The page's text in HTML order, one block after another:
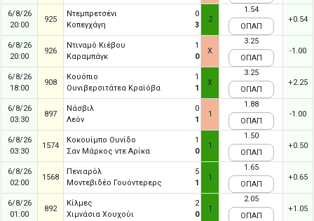
6/8/26
20:00
925
Ντεμπρετσένι
0
Κοπεγχάγη
3
2
1.54
ΟΠΑΠ
+0.54
6/8/26
20:00
926
Ντιναμό Κιέβου
1
Καραμπάγκ
0
X
3.25
ΟΠΑΠ
-1.00
6/8/26
18:00
908
Κουόπιο
1
Ουνιβερσιτάτεα Κραϊόβα
1
X
3.25
ΟΠΑΠ
+2.25
6/8/26
03:30
897
Νάσβιλ
0
Λεόν
1
1
1.88
ΟΠΑΠ
-1.00
6/8/26
03:30
1574
Κοκουίμπο Ουνίδο
1
Σαν Μάρκος ντε Αρίκα
0
1
1.50
ΟΠΑΠ
+0.50
6/8/26
02:00
1568
Πενιαρόλ
5
Μοντεβιδέο Γουόντερερς
1
1
1.65
ΟΠΑΠ
+0.65
6/8/26
01:00
892
Κίλμες
2
Χιμνάσια Χουχούι
0
1
2.05
ΟΠΑΠ
+1.05